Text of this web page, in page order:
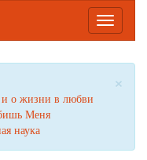
Toggle
×
и о жизни в любви
Меня
наука